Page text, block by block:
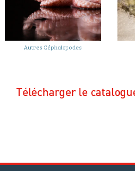
Autres Céphalopodes
Télécharger le